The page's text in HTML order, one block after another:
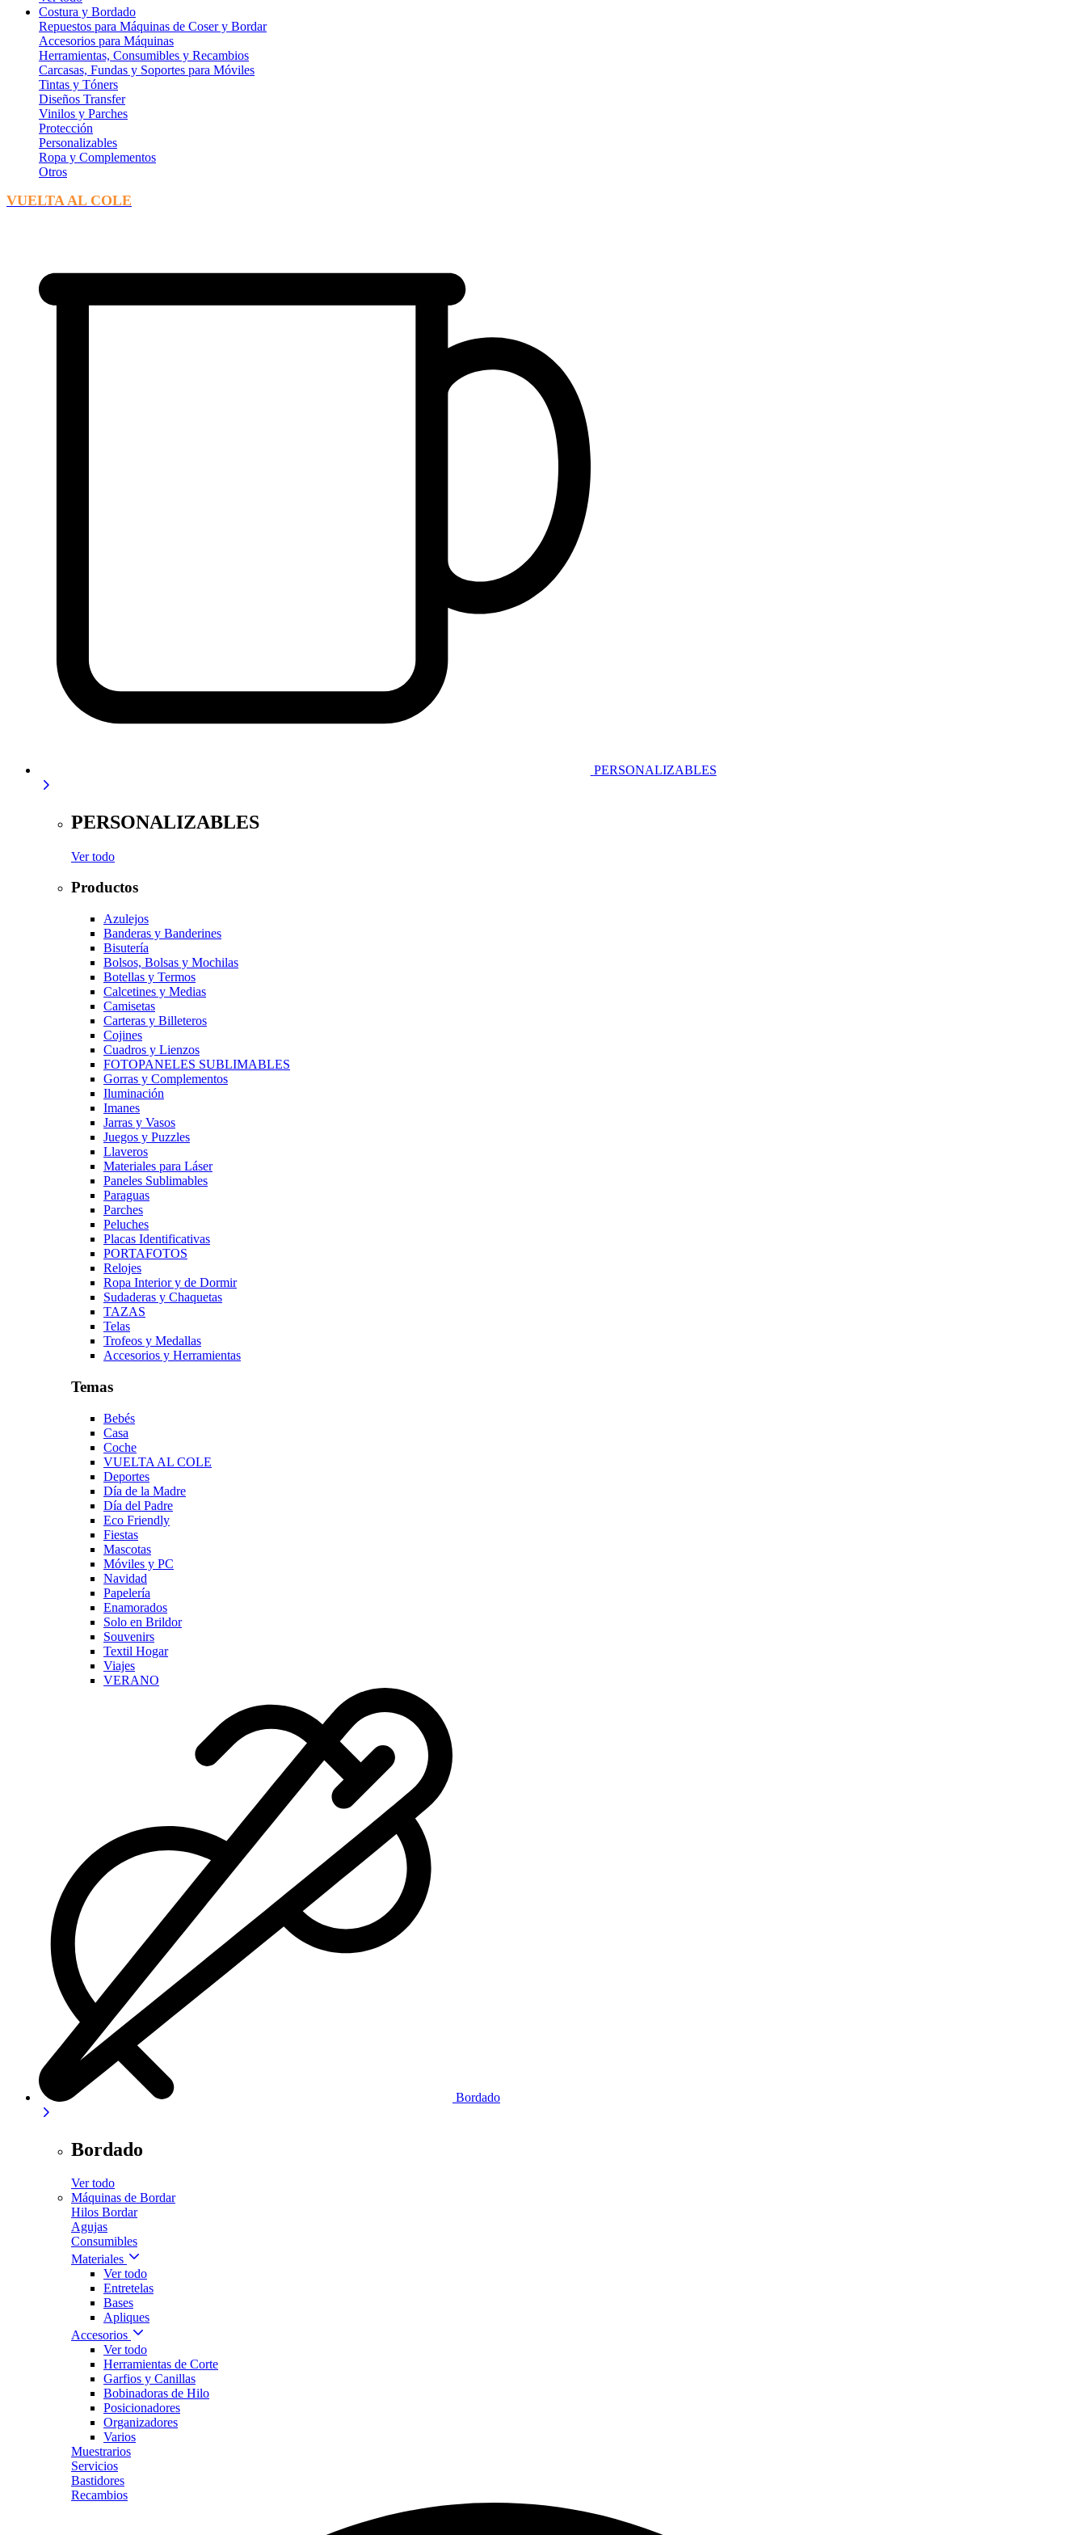
Costura y Bordado
Repuestos para Máquinas de Coser y Bordar
Accesorios para Máquinas
Herramientas, Consumibles y Recambios
Carcasas, Fundas y Soportes para Móviles
Tintas y Tóners
Diseños Transfer
Vinilos y Parches
Protección
Personalizables
Ropa y Complementos
Otros
VUELTA AL COLE
PERSONALIZABLES
PERSONALIZABLES
Ver todo
Productos
Azulejos
Banderas y Banderines
Bisutería
Bolsos, Bolsas y Mochilas
Botellas y Termos
Calcetines y Medias
Camisetas
Carteras y Billeteros
Cojines
Cuadros y Lienzos
FOTOPANELES SUBLIMABLES
Gorras y Complementos
Iluminación
Imanes
Jarras y Vasos
Juegos y Puzzles
Llaveros
Materiales para Láser
Paneles Sublimables
Paraguas
Parches
Peluches
Placas Identificativas
PORTAFOTOS
Relojes
Ropa Interior y de Dormir
Sudaderas y Chaquetas
TAZAS
Telas
Trofeos y Medallas
Accesorios y Herramientas
Temas
Bebés
Casa
Coche
VUELTA AL COLE
Deportes
Día de la Madre
Día del Padre
Eco Friendly
Fiestas
Mascotas
Móviles y PC
Navidad
Papelería
Enamorados
Solo en Brildor
Souvenirs
Textil Hogar
Viajes
VERANO
Bordado
Bordado
Ver todo
Máquinas de Bordar
Hilos Bordar
Agujas
Consumibles
Materiales
Ver todo
Entretelas
Bases
Apliques
Accesorios
Ver todo
Herramientas de Corte
Garfios y Canillas
Bobinadoras de Hilo
Posicionadores
Organizadores
Varios
Muestrarios
Servicios
Bastidores
Recambios